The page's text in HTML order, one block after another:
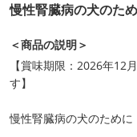
慢性腎臓病の犬のた
＜商品の説明＞
【賞味期限：2026年12
す】
慢性腎臓病の犬のために